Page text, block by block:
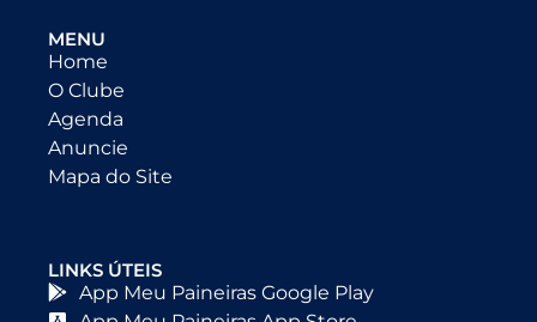
MENU
Home
O Clube
Agenda
Anuncie
Mapa do Site
LINKS ÚTEIS
App Meu Paineiras Google Play